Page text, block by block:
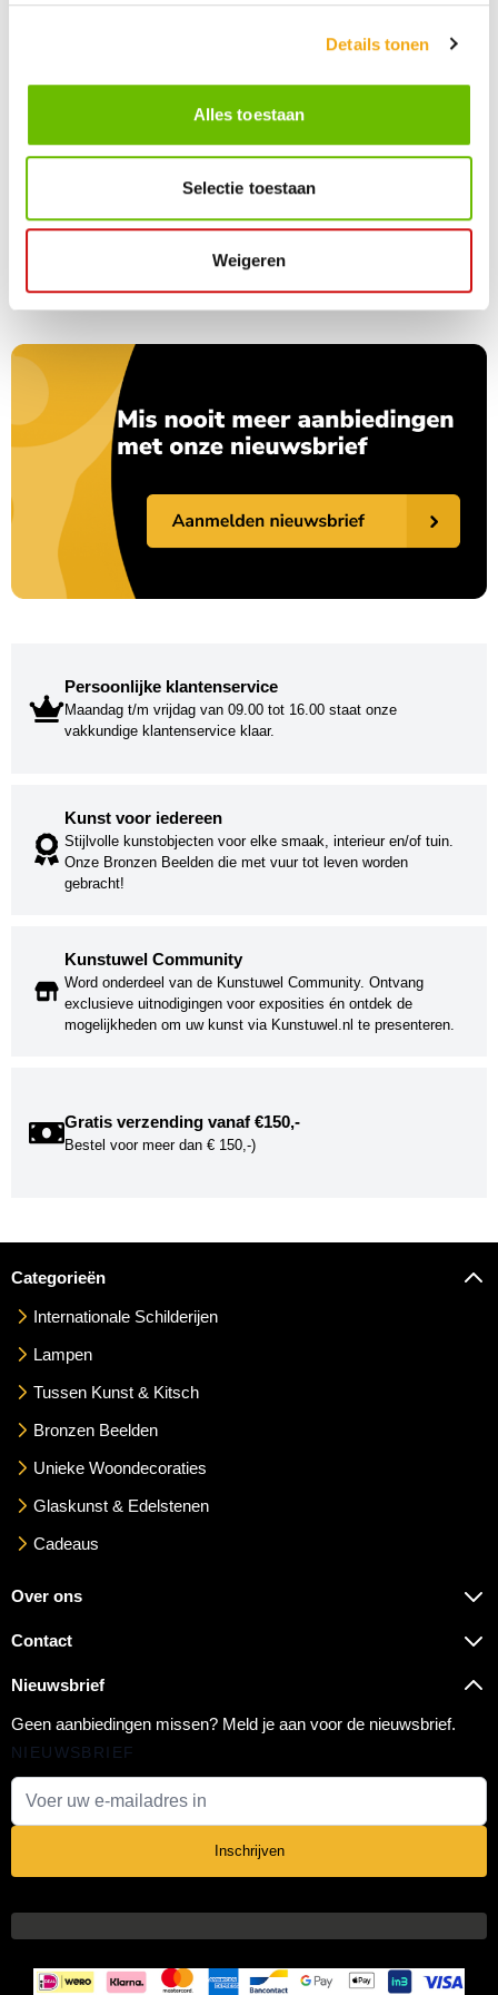
Details tonen
Alles toestaan
Selectie toestaan
Weigeren
ook in de inspiratie en het vakmanschap van de maker.
geven wij iedere kunstenaar een eigen podium.
kunstwerken die perfect aansluiten bij uw persoonlijke smaak en
Bent u op zoek naar een kunstenaar met een andere beginletter?
ontdek nog meer originele schilderijen van talentvolle kunstenaars
Persoonlijke klantenservice
Maandag t/m vrijdag van 09.00 tot 16.00 staat onze
vakkundige klantenservice klaar.
Kunst voor iedereen
Stijlvolle kunstobjecten voor elke smaak, interieur en/of tuin.
Onze Bronzen Beelden die met vuur tot leven worden
gebracht!
Kunstuwel Community
Word onderdeel van de Kunstuwel Community. Ontvang
exclusieve uitnodigingen voor exposities én ontdek de
mogelijkheden om uw kunst via Kunstuwel.nl te presenteren.
Gratis verzending vanaf €150,-
Bestel voor meer dan € 150,-)
Categorieën
Internationale Schilderijen
Lampen
Tussen Kunst & Kitsch
Bronzen Beelden
Unieke Woondecoraties
Glaskunst & Edelstenen
Cadeaus
Over ons
Contact
Nieuwsbrief
Geen aanbiedingen missen? Meld je aan voor de nieuwsbrief.
NIEUWSBRIEF
Inschrijven